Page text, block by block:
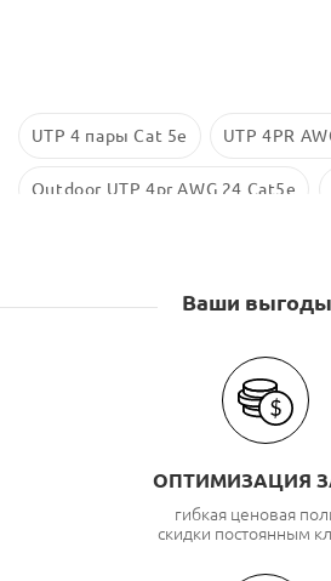
UTP 4 пары Cat 5е UTP 4PR
Outdoor UTP 4pr AWG 24 Cat5e
Кабель UTP 4 пары Eurolan
Кабель UTP 4 пары SYSTIMAX
Кабель UTP 4 пары Original
Ваши выгоды
ОПТИМИЗАЦИЯ
гибкая ценовая
скидки постоянным